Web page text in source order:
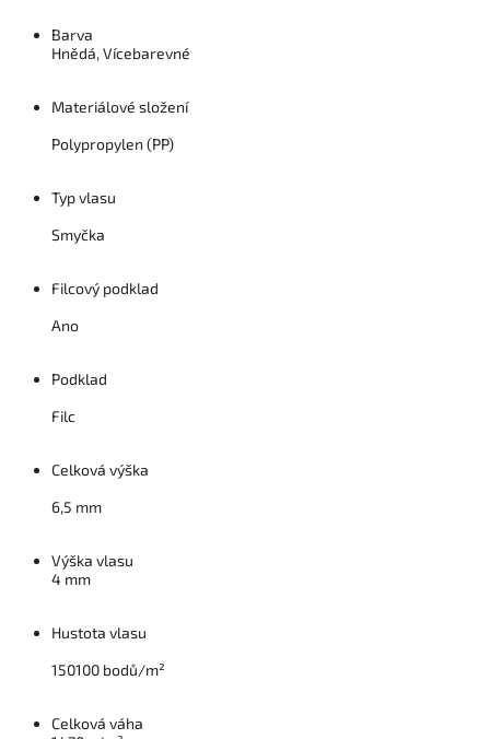
Barva
Hnědá, Vícebarevné
Materiálové složení
Polypropylen (PP)
Typ vlasu
Smyčka
Filcový podklad
Ano
Podklad
Filc
Celková výška
6,5 mm
Výška vlasu
4 mm
Hustota vlasu
150100 bodů/m²
Celková váha